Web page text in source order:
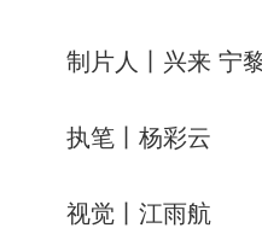
制片人丨兴来 宁
执笔丨杨彩云
视觉丨江雨航